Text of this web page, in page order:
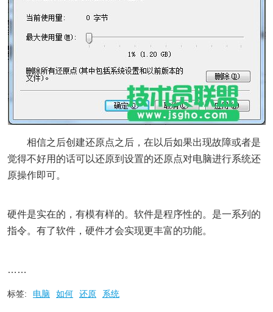
相信之后创建还原点之后，在以后如果出现故障或者是
觉得不好用的话可以还原到设置的还原点对电脑进行系统还
原操作即可。
硬件是实在的，有模有样的。软件是程序性的。是一系列的
指令。有了软件，硬件才会实现更丰富的功能。
……
标签: 电脑 如何 还原 系统